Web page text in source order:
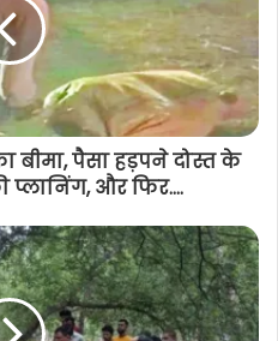
बीमा, पैसा हड़पने दोस्त के
प्लानिंग, और फिर....